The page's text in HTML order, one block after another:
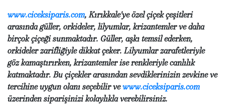
www.ciceksiparis.com, Kırıkkale'ye özel çiçek çeşitleri
arasında güller, orkideler, lilyumlar, krizantemler ve daha
birçok çiçeği sunmaktadır. Güller, aşkı temsil ederken,
orkideler zarifliğiyle dikkat çeker. Lilyumlar zarafetleriyle
göz kamaştırırken, krizantemler ise renkleriyle canlılık
katmaktadır. Bu çiçekler arasından sevdiklerinizin zevkine ve
tercihine uygun olanı seçebilir vewww.ciceksiparis.com
üzerinden siparişinizi kolaylıkla verebilirsiniz.